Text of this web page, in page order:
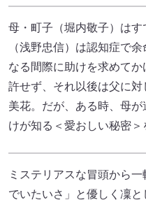
母・町子（堀内敬子）は
（浅野忠信）は認知症で
なる間際に助けを求めて
許せず、それ以後は父に
美花。だが、ある時、母
けが知る＜愛おしい秘密
ミステリアスな冒頭から
でいたいさ」と優しく凜